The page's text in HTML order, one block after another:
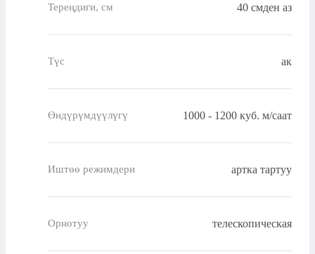
Тереңдиги, см 40 смден аз
Түс ак
Өндүрүмдүүлүгү 1000 - 1200 куб. м/саат
Иштөө режимдери артка тартуу
Орнотуу телескопическая